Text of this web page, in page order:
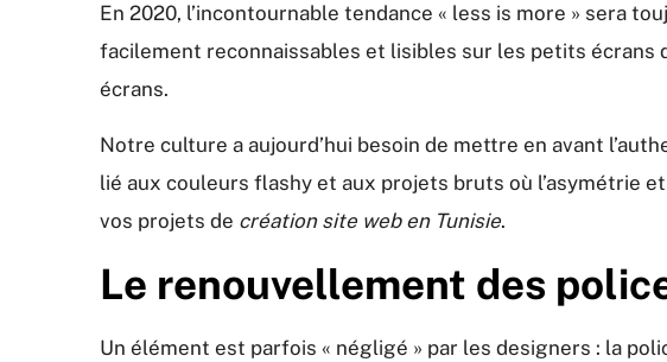
En 2020, l’incontournable tendance « less is more » sera
facilement reconnaissables et lisibles sur les petits
écrans.
Notre culture a aujourd’hui besoin de mettre en avant
lié aux couleurs flashy et aux projets bruts où l’asymétrie
vos projets de création site web en Tunisie.
Le renouvellement des
Un élément est parfois « négligé » par les designers : la